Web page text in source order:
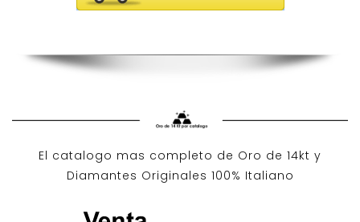
El catalogo mas completo de Oro de 14kt y
Diamantes Originales 100% Italiano